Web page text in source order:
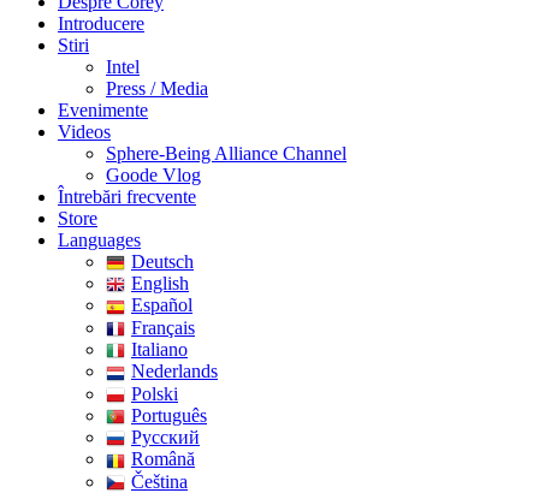
Introducere
Stiri
Intel
Press / Media
Evenimente
Videos
Sphere-Being Alliance Channel
Goode Vlog
Întrebări frecvente
Store
Languages
Deutsch
English
Español
Français
Italiano
Nederlands
Polski
Português
Pусский
Română
Čeština